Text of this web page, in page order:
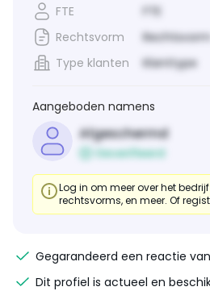
FTE
FTE
Rechtsvorm
Rechtsvorm
Type klanten
Klanttype
Aangeboden namens
Afgeschermd
Geverifieerd
Log in om meer over het bedrijf
rechtsvorms, en meer. Of
Gegarandeerd een reactie
Dit profiel is actueel en